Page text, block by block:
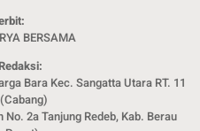
BERSAMA
Bara Kec. Sangatta Utara RT. 11
2a Tanjung Redeb, Kab. Berau